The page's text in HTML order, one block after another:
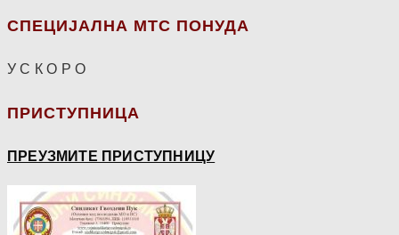
СПЕЦИЈАЛНА МТС ПОНУДА
У С К О Р О
ПРИСТУПНИЦА
ПРЕУЗМИТЕ ПРИСТУПНИЦУ